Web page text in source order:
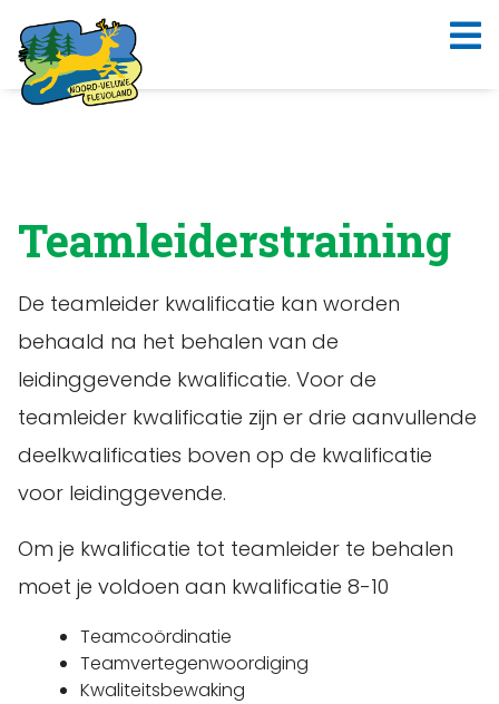
Teamleiderstraining
De teamleider kwalificatie kan worden
behaald na het behalen van de
leidinggevende kwalificatie. Voor de
teamleider kwalificatie zijn er drie aanvullende
deelkwalificaties boven op de kwalificatie
voor leidinggevende.
Om je kwalificatie tot teamleider te behalen
moet je voldoen aan kwalificatie 8-10
Teamcoördinatie
Teamvertegenwoordiging
Kwaliteitsbewaking